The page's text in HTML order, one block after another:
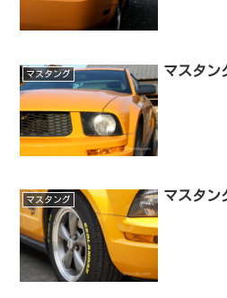
マスタング マスタン
マスタング マスタン